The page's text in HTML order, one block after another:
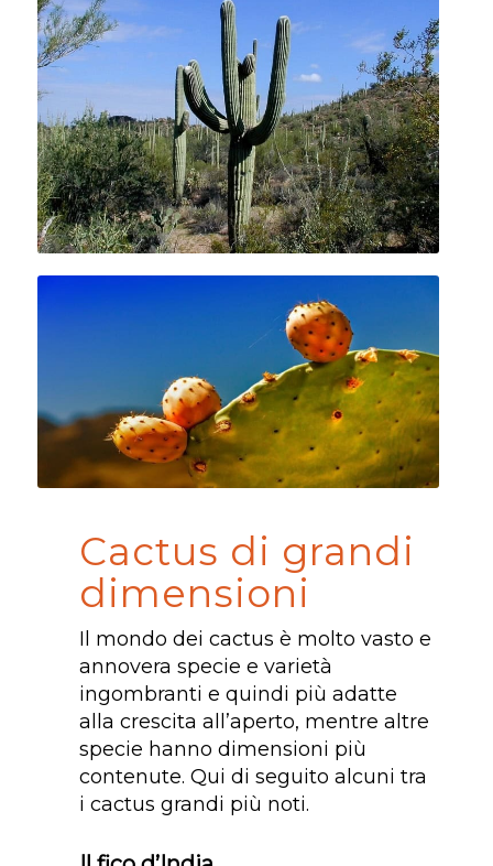
Cactus di grandi
dimensioni
Il mondo dei cactus è molto vasto e
annovera specie e varietà
ingombranti e quindi più adatte
alla crescita all’aperto, mentre altre
specie hanno dimensioni più
contenute. Qui di seguito alcuni tra
i cactus grandi più noti.